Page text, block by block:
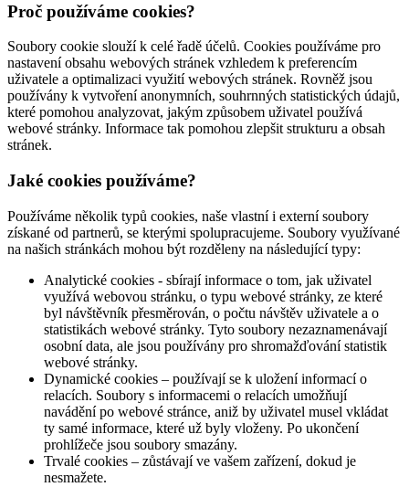
Proč používáme cookies?
Soubory cookie slouží k celé řadě účelů. Cookies používáme pro
nastavení obsahu webových stránek vzhledem k preferencím
uživatele a optimalizaci využití webových stránek. Rovněž jsou
používány k vytvoření anonymních, souhrnných statistických údajů,
které pomohou analyzovat, jakým způsobem uživatel používá
webové stránky. Informace tak pomohou zlepšit strukturu a obsah
stránek.
Jaké cookies používáme?
Používáme několik typů cookies, naše vlastní i externí soubory
získané od partnerů, se kterými spolupracujeme. Soubory využívané
na našich stránkách mohou být rozděleny na následující typy:
Analytické cookies - sbírají informace o tom, jak uživatel
využívá webovou stránku, o typu webové stránky, ze které
byl návštěvník přesměrován, o počtu návštěv uživatele a o
statistikách webové stránky. Tyto soubory nezaznamenávají
osobní data, ale jsou používány pro shromažďování statistik
webové stránky.
Dynamické cookies – používají se k uložení informací o
relacích. Soubory s informacemi o relacích umožňují
navádění po webové stránce, aniž by uživatel musel vkládat
ty samé informace, které už byly vloženy. Po ukončení
prohlížeče jsou soubory smazány.
Trvalé cookies – zůstávají ve vašem zařízení, dokud je
nesmažete.